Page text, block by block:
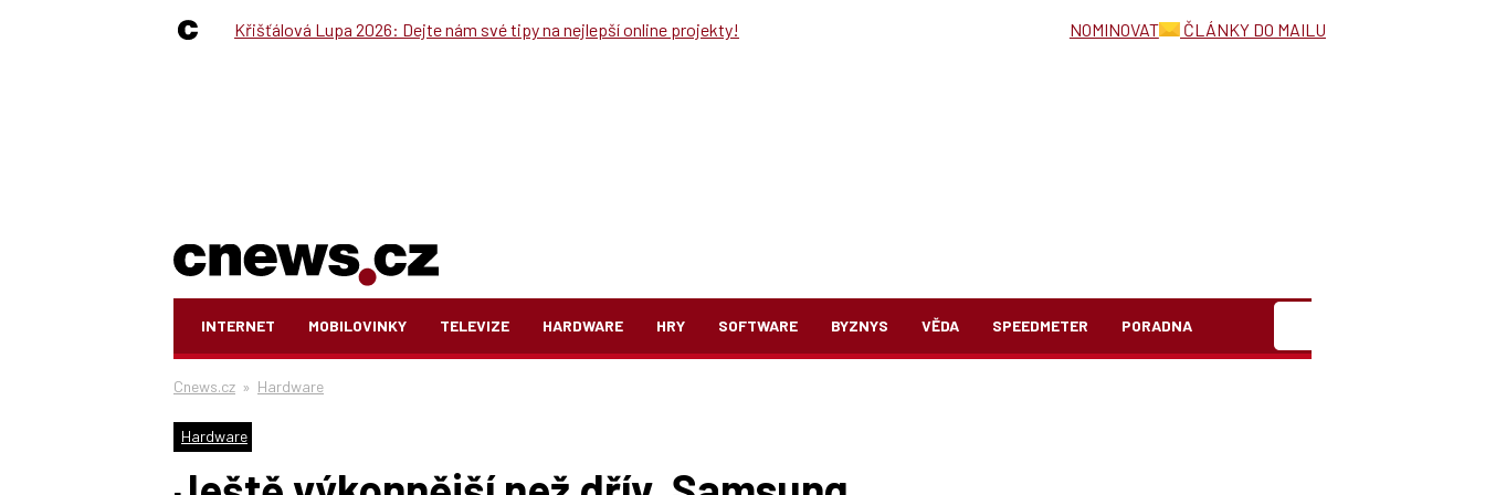
INTERNET MOBILOVINKY TELEVIZE HARDWARE HRY SOFTWARE BYZNYS VĚDA SPEEDMETER PORADNA
Cnews.cz » Hardware
Hardware
Křišťálová Lupa 2026: Dejte nám své tipy na nejlepší online projekty! NOMINOVAT ČLÁNKY DO MAILU